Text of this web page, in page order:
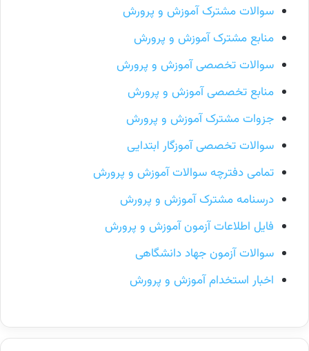
سوالات مشترک آموزش و پرورش
منابع مشترک آموزش و پرورش
سوالات تخصصی آموزش و پرورش
منابع تخصصی آموزش و پرورش
جزوات مشترک آموزش و پرورش
سوالات تخصصی آموزگار ابتدایی
تمامی دفترچه سوالات آموزش و پرورش
درسنامه مشترک آموزش و پرورش
فایل اطلاعات آزمون آموزش و پرورش
سوالات آزمون جهاد دانشگاهی
اخبار استخدام آموزش و پرورش